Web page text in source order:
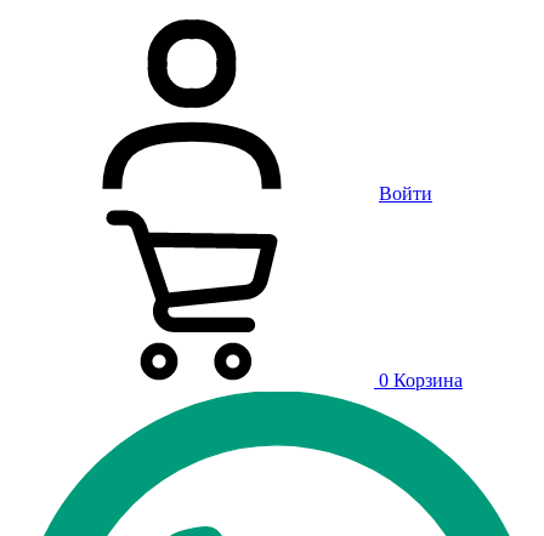
Войти
0 Корзина